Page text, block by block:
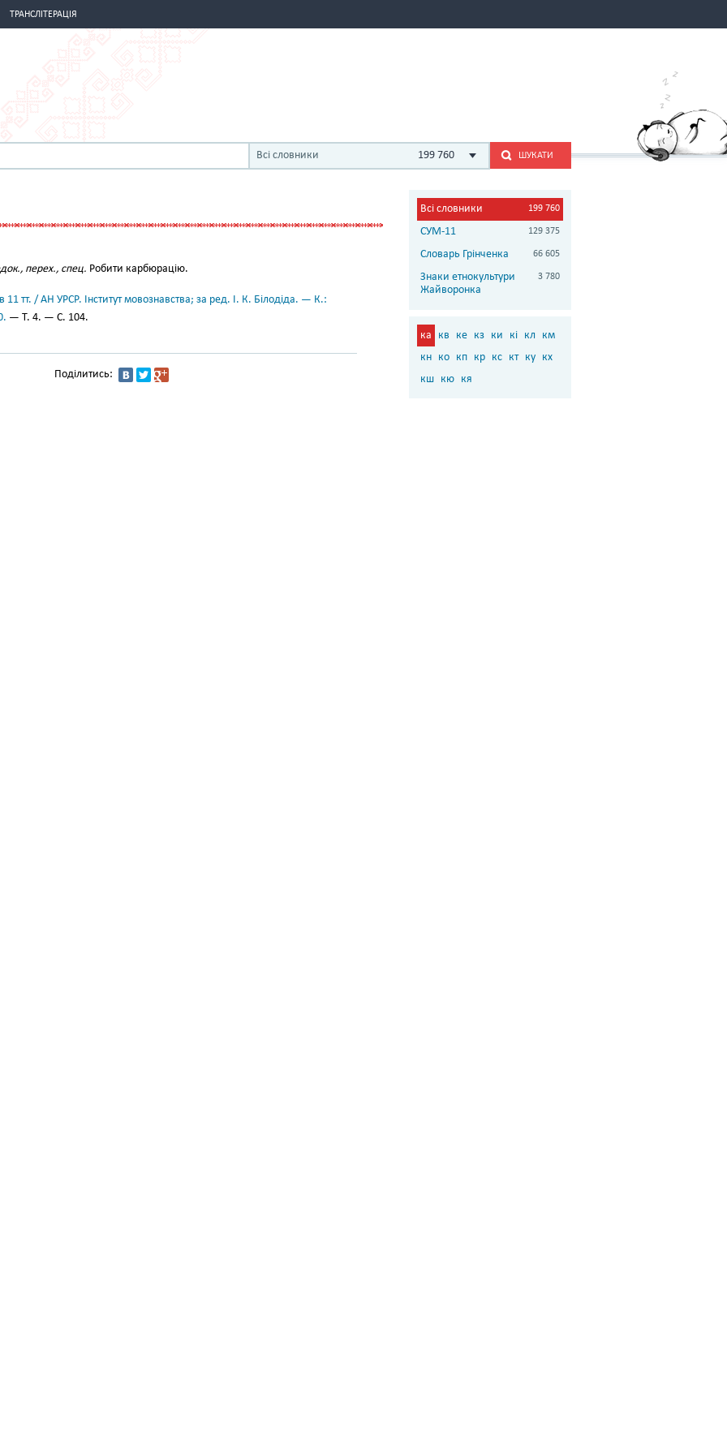
ТРАНСЛІТЕРАЦІЯ
Всі словники 199 760 ШУКАТИ
перех., спец. Робити карбюрацію.
11 тт. / АН УРСР. Інститут мовознавства; за ред. І. К. Білодіда. — К.:
— Т. 4. — С. 104.
Поділитись:
Всі словники 199 760
СУМ-11 129 375
Словарь Грінченка 66 605
Знаки етнокультури
Жайворонка
3 780
ка кв ке кз ки кі кл
км
кн ко кп кр кс кт ку кх
кш кю кя